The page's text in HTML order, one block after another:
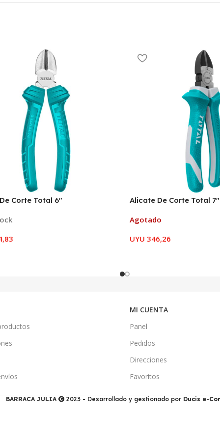
Corte Total 6″ Alicate De Corte Total
Agotado
UYU 346,26
MI CUENTA
Panel
Pedidos
Direcciones
Favoritos
BARRACA JULIA 2023 - Desarrollado y gestionado por Ducis e-